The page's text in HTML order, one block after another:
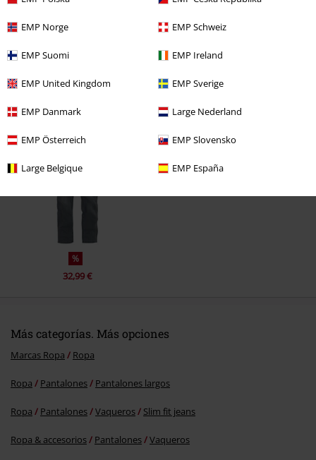
EMP Norge EMP Schweiz
EMP Suomi EMP Ireland
EMP United Kingdom EMP Sverige
EMP Danmark Large Nederland
EMP Österreich EMP Slovensko
Large Belgique EMP España
Comentario
Enviar comentario
Última visita
%
32,99 €
Más categorías. Más opciones
Marcas Ropa Ropa
Ropa Pantalones Pantalones largos
Ropa Pantalones Vaqueros Slim fit jeans
Ropa & accesorios Pantalones Vaqueros